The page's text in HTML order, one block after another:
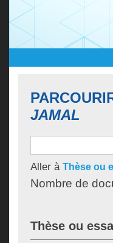
JAMAL
Aller à Thèse ou
Nombre de
Thèse ou